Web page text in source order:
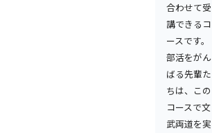
合わせて受
講できるコ
ースです。
部活をがん
ばる先輩た
ちは、この
コースで文
武両道を実